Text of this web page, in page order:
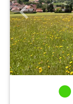
Previous